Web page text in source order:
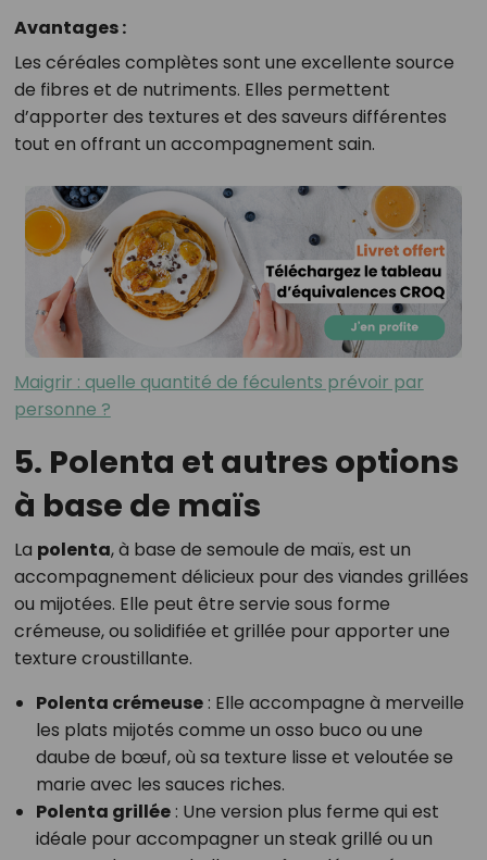
Avantages :
Les céréales complètes sont une excellente source
de fibres et de nutriments. Elles permettent
d’apporter des textures et des saveurs différentes
tout en offrant un accompagnement sain.
Maigrir : quelle quantité de féculents prévoir par
personne ?
5. Polenta et autres options
à base de maïs
La polenta, à base de semoule de maïs, est un
accompagnement délicieux pour des viandes grillées
ou mijotées. Elle peut être servie sous forme
crémeuse, ou solidifiée et grillée pour apporter une
texture croustillante.
Polenta crémeuse: Elle accompagne à merveille
les plats mijotés comme un osso buco ou une
daube de bœuf, où sa texture lisse et veloutée se
marie avec les sauces riches.
Polenta grillée: Une version plus ferme qui est
idéale pour accompagner un steak grillé ou un